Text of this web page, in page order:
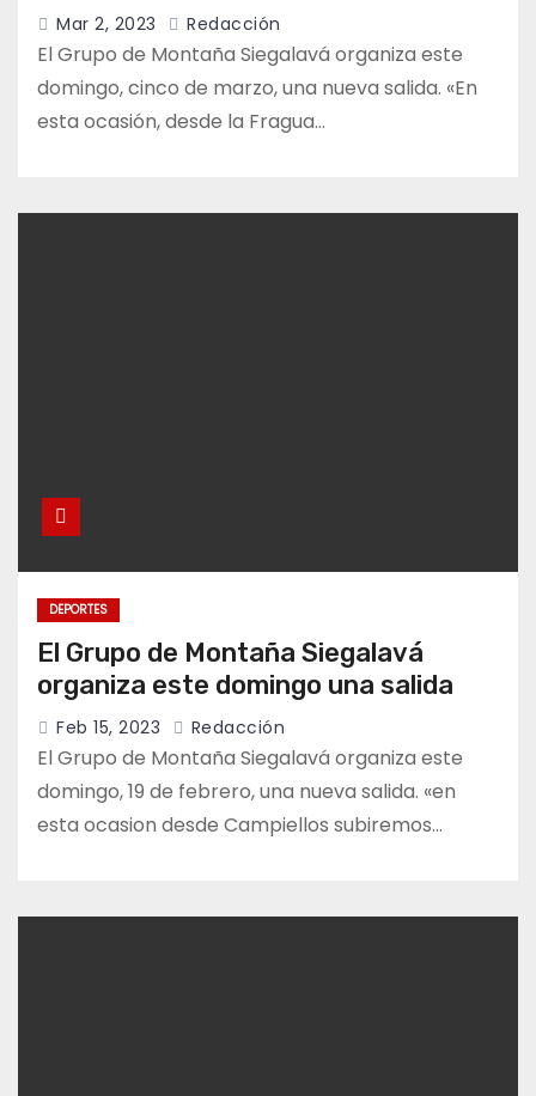
Mar 2, 2023 Redacción
El Grupo de Montaña Siegalavá organiza este
domingo, cinco de marzo, una nueva salida. «En
esta ocasión, desde la Fragua…
DEPORTES
El Grupo de Montaña Siegalavá
organiza este domingo una salida
Feb 15, 2023 Redacción
El Grupo de Montaña Siegalavá organiza este
domingo, 19 de febrero, una nueva salida. «en
esta ocasion desde Campiellos subiremos…